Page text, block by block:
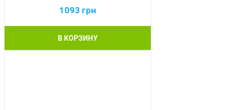
1093 грн
В КОРЗИНУ